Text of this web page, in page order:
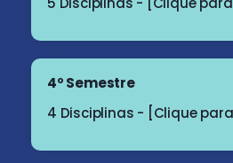
4º Semestre
4 Disciplinas - [Clique